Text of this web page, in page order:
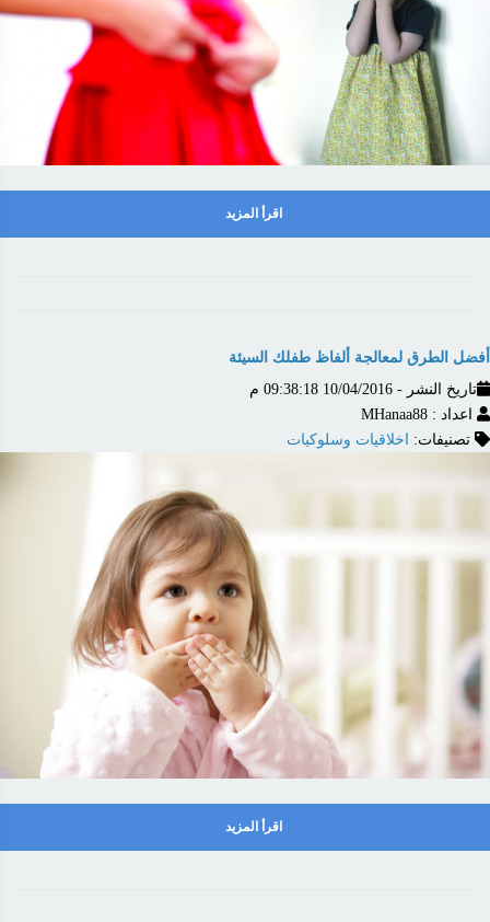
اقرأ المزيد
أفضل الطرق لمعالجة ألفاظ طفلك السيئة
تاريخ النشر - 10/04/2016 09:38:18 م
اعداد : MHanaa88
تصنيفات:
اخلاقيات وسلوكيات
اقرأ المزيد